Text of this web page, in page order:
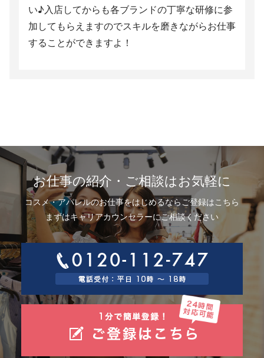
い♪入店してからも各ブランドの丁寧な研修に参
加してもらえますのでスキルを磨きながらお仕事
することができますよ！
お仕事の紹介・ご相談はお気軽に
コスメ・アパレルのお仕事をはじめるならご登録はこちら
まずはキャリアカウンセラーにご相談ください